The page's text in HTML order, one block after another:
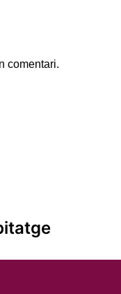
comentari.